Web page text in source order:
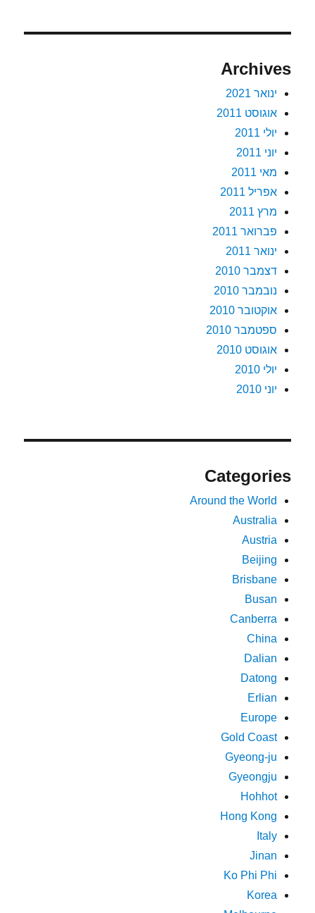
Archives
ינואר 2021
אוגוסט 2011
יולי 2011
יוני 2011
מאי 2011
אפריל 2011
מרץ 2011
פברואר 2011
ינואר 2011
דצמבר 2010
נובמבר 2010
אוקטובר 2010
ספטמבר 2010
אוגוסט 2010
יולי 2010
יוני 2010
Categories
Around the World
Australia
Austria
Beijing
Brisbane
Busan
Canberra
China
Dalian
Datong
Erlian
Europe
Gold Coast
Gyeong-ju
Gyeongju
Hohhot
Hong Kong
Italy
Jinan
Ko Phi Phi
Korea